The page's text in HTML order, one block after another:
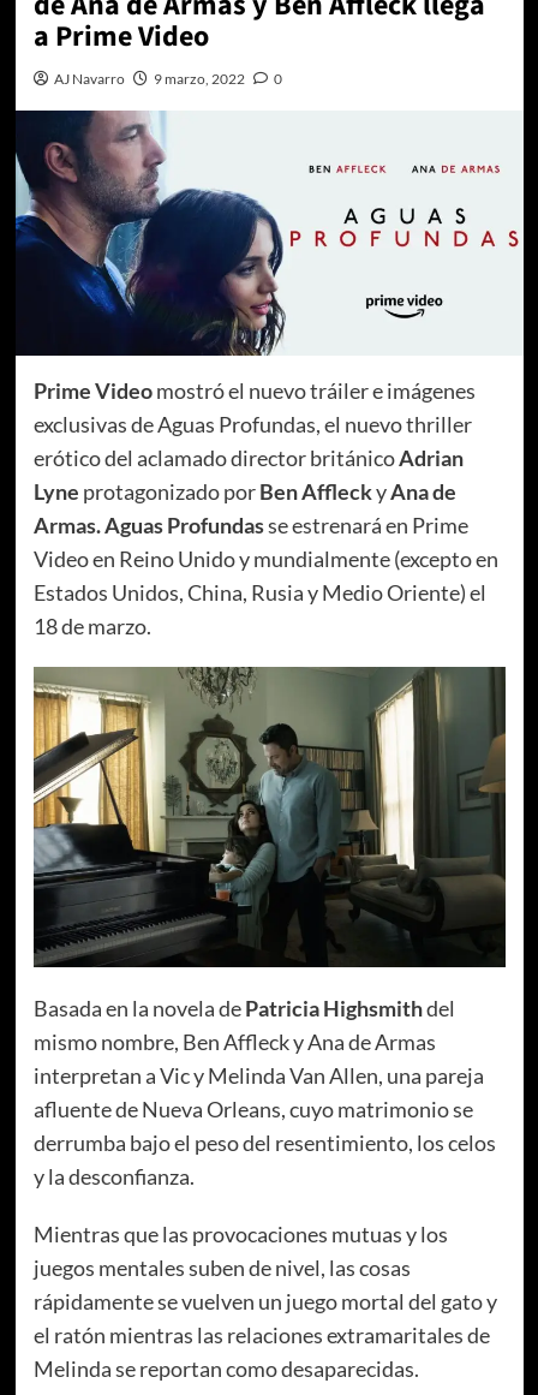
a Prime Video
AJ Navarro 9 marzo, 2022 0
Prime Videomostró el nuevo tráiler e imágenes
exclusivas de Aguas Profundas, el nuevo thriller
erótico del aclamado director británicoAdrian
Lyne protagonizado porBen AffleckyAna de
Armas.Aguas Profundasse estrenará en Prime
Video en Reino Unido y mundialmente (excepto en
Estados Unidos, China, Rusia y Medio Oriente) el
18 de marzo.
Basada en la novela dePatricia Highsmithdel
mismo nombre, Ben Affleck y Ana de Armas
interpretan a Vic y Melinda Van Allen, una pareja
afluente de Nueva Orleans, cuyo matrimonio se
derrumba bajo el peso del resentimiento, los celos
y la desconfianza.
Mientras que las provocaciones mutuas y los
juegos mentales suben de nivel, las cosas
rápidamente se vuelven un juego mortal del gato y
el ratón mientras las relaciones extramaritales de
Melinda se reportan como desaparecidas.